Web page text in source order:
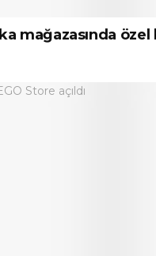
mağazasında özel